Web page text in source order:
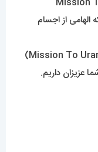
از اجسام
در اینجا قصد معرفی ساعتِ های کپی (Mission To Uranus)
عزیزان داریم.